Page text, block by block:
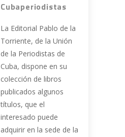
Cubaperiodistas
La Editorial Pablo de la
Torriente, de la Unión
de la Periodistas de
Cuba, dispone en su
colección de libros
publicados algunos
títulos, que el
interesado puede
adquirir en la sede de la